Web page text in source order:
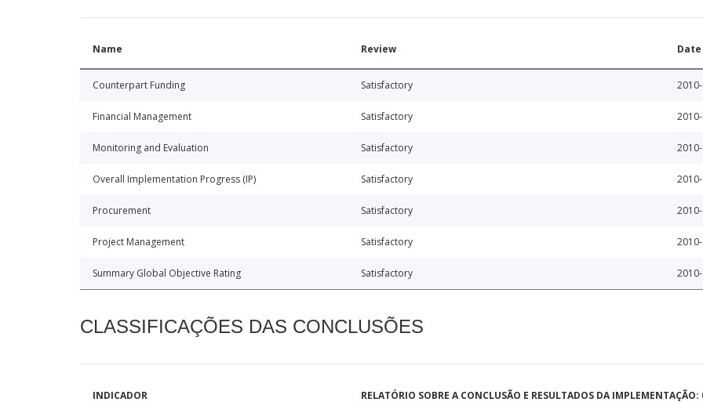
Name Review Date
Counterpart Funding Satisfactory
Financial Management Satisfactory
Monitoring and Evaluation Satisfactory
Overall Implementation Progress (IP) Satisfactory
Procurement Satisfactory
Project Management Satisfactory
Summary Global Objective Rating Satisfactory
CLASSIFICAÇÕES DAS CONCLUSÕES
INDICADOR RELATÓRIO SOBRE A CONCLUSÃO E RESULTADOS DA